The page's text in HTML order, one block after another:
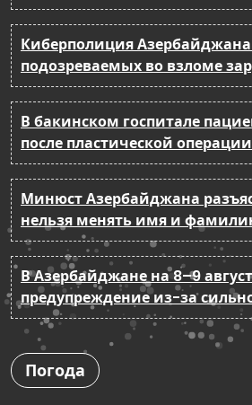
Киберполиция
подозреваемых во взломе
В бакинском госпитале
после пластической операции
Минюст Азербайджана
нельзя менять имя и
В Азербайджане на 8–9
предупреждение из-за
Погода